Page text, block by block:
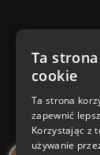
Zakupy u
Nasza
Ta
cookie
Ta strona
zapewnić
Korzystając z
używanie